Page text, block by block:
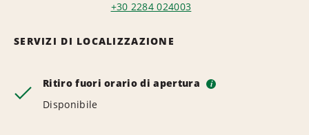
+30 2284 024003
SERVIZI DI LOCALIZZAZIONE
Ritiro fuori orario di apertura i
Disponibile